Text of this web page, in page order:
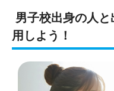
男子校出身の人
用しよう！